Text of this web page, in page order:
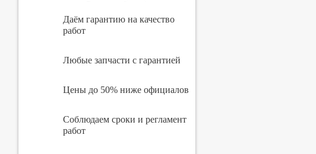
Даём гарантию на качество
работ
Любые запчасти с гарантией
Цены до 50% ниже официалов
Соблюдаем сроки и регламент
работ